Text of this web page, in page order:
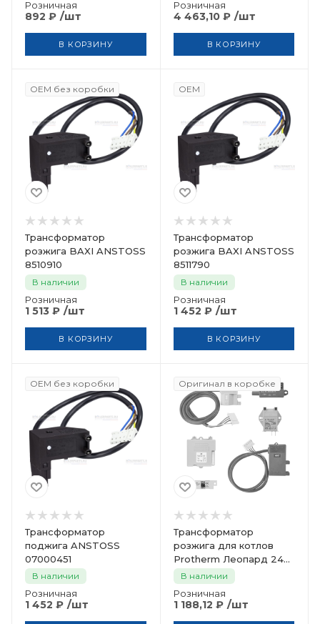
Розничная
892 ₽ /шт
В КОРЗИНУ
Розничная
4 463,10₽ /шт
В КОРЗИНУ
OEM без коробки
Трансформатор
розжига BAXI ANSTOSS
8510910
В наличии
Розничная
1 513 ₽ /шт
В КОРЗИНУ
OEM
Трансформатор
розжига BAXI ANSTOSS
8511790
В наличии
Розничная
1 452 ₽ /шт
В КОРЗИНУ
OEM без коробки
Трансформатор
поджига ANSTOSS
07000451
В наличии
Розничная
1 452 ₽ /шт
Оригинал в коробке
Трансформатор
розжига для котлов
Protherm Леопард 24
МТМ 0020098306
В наличии
Розничная
1 188,12 ₽ /шт